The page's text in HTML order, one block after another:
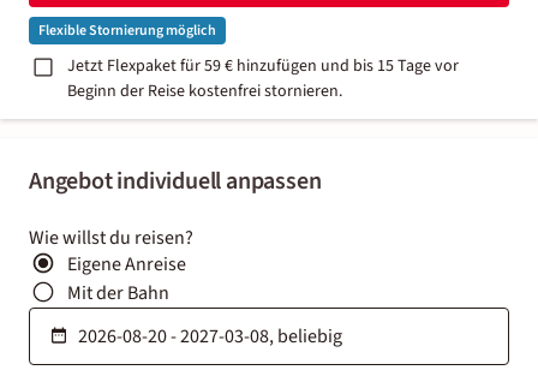
Angebot individuell anpassen
Wie willst du reisen?
Eigene Anreise
Mit der Bahn
Flexible Stornierung möglich
Jetzt Flexpaket für 59 € hinzufügen und bis 15 Tage vor
Beginn der Reise kostenfrei stornieren.